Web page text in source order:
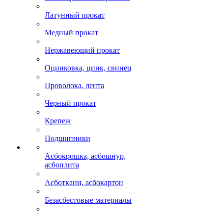
Латунный прокат
Медный прокат
Нержавеющий прокат
Оцинковка, цинк, свинец
Проволока, лента
Черный прокат
Крепеж
Подшипники
Асбокрошка, асбошнур,
асбоплита
Асботкани, асбокартон
Безасбестовые материалы